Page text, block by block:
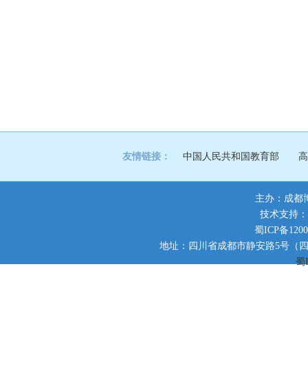
友情链接： 中国人民共和国教育部
主办：成都
技术支持
蜀ICP备
地址：四川省成都市静安路5号（
蜀